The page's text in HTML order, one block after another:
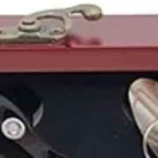
fronteras
llegada cada
añadas como
de la
Bajos,
1968, un